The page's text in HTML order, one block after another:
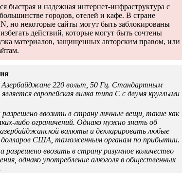
быстрая и надежная интернет-инфраструктура с
городов, отелей и кафе. В стране
но некоторые сайты могут быть заблокированы
действий, которые могут быть сочтены
материалов, защищенных авторским правом, или
Азербайджане 220 вольт, 50 Гц. Стандартным
европейская вилка типа C с двумя круглыми
ввозить в страну личные вещи, такие как
либо ограничений. Однако нужно знать об
азербайджанской валюты и декларировать любые
США, таможенным органам по прибытии.
ввозить в страну разумное количество
однако употребление алкоголя в общественных